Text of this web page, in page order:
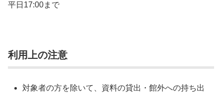
平日17:00まで
利用上の注意
対象者の方を除いて、資料の貸出・館外への持ち出